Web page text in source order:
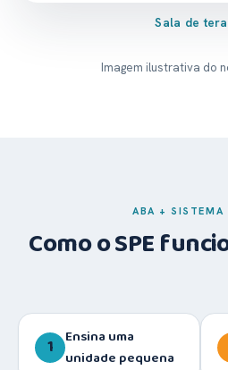
Sala de
Imagem ilustrativa do
ABA + SISTEMA
Como o SPE
1
Ensina uma
unidade pequena